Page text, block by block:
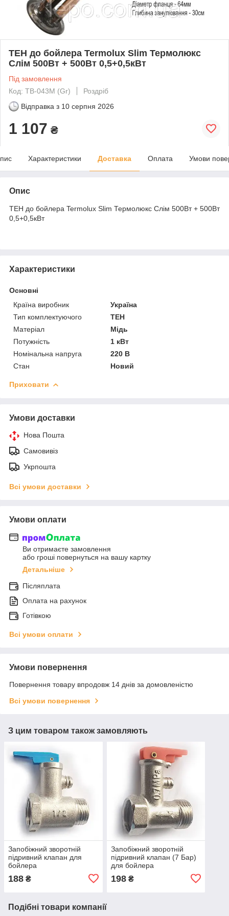
ТЕН до бойлера Termolux Slim Термолюкс
Слім 500Вт + 500Вт 0,5+0,5кВт
Під замовлення
Код: TB-043M (Gr)
Роздріб
Відправка з 10 серпня 2026
1 107 ₴
Характеристики Доставка Оплата Умови
Опис
ТЕН до бойлера Termolux Slim Термолюкс Слім 500Вт + 500Вт
0,5+0,5кВт
Характеристики
Основні
Країна виробник
Україна
Тип комплектуючого
ТЕН
Матеріал
Мідь
Потужність
1 кВт
Номінальна напруга
220 В
Стан
Новий
Приховати
Умови доставки
Нова Пошта
Самовивіз
Укрпошта
Всі умови доставки
Умови оплати
Ви отримаєте замовлення
або гроші повернуться на вашу картку
Детальніше
Післяплата
Оплата на рахунок
Готівкою
Всі умови оплати
Умови повернення
Повернення товару впродовж 14 днів за домовленістю
Всі умови повернення
З цим товаром також замовляють
Запобіжний зворотній
підривний клапан для
бойлера
188 ₴
Запобіжний зворотній
підривний клапан (7 Бар)
для бойлера
198₴
Подібні товари компанії